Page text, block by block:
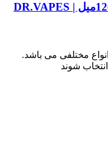
جویس دکتر ویپز انبه لیچی گوآوا 120میل | DR.VAPES
مختلفی می باشد.
شوند